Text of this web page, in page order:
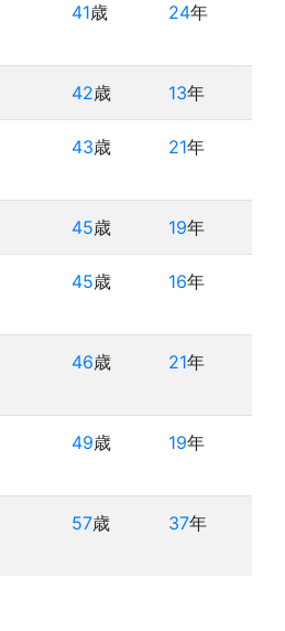
41歳 24年
42歳 13年
43歳 21年
45歳 19年
45歳 16年
46歳 21年
49歳 19年
57歳 37年